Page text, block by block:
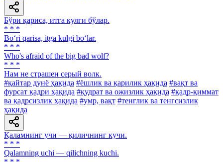
Бўри қариса, итга кулги бўлар.
* * *
Bo‘ri qarisa, itga kulgi bo‘lar.
* * *
Who's afraid of the big bad wolf?
* * *
Нам не страшен серый волк.
#қайтар дунё ҳақида #ёшлик ва қарилик ҳақида #вақт ва
фурсат қадри ҳақида #қудрат ва ожизлик ҳақида #қадр-қиммат
ва қадрсизлик ҳақида #умр, вақт #тенглик ва тенгсизлик
ҳақида
Қаламнинг учи — қиличнинг кучи.
* * *
Qalamning uchi — qilichning kuchi.